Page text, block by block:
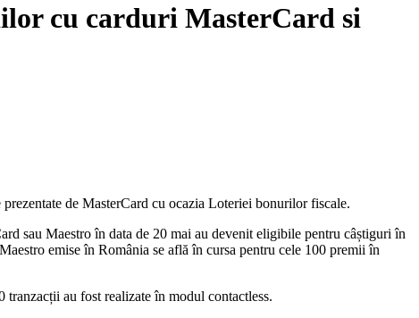
cu carduri MasterCard si
de MasterCard cu ocazia Loteriei bonurilor fiscale.
sau Maestro în data de 20 mai au devenit eligibile pentru câștiguri în
emise în România se află în cursa pentru cele 100 premii în
au fost realizate în modul contactless.